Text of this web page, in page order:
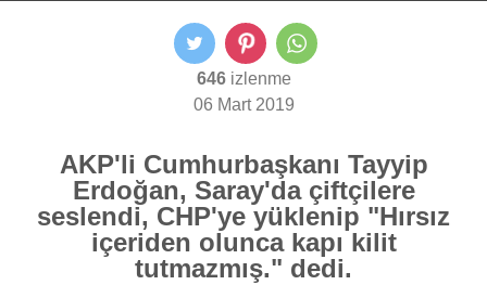
646izlenme
06 Mart 2019
AKP'li Cumhurbaşkanı Tayyip
Erdoğan, Saray'da çiftçilere
seslendi, CHP'ye yüklenip "Hırsız
içeriden olunca kapı kilit
tutmazmış." dedi.